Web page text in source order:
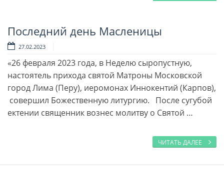
Читать далее
Последний день Масленицы
27.02.2023
«26 февраля 2023 года, в Неделю сыропустную,
настоятель прихода святой Матроны Московской
город Лима (Перу), иеромонах Иннокентий (Карпов),
совершил Божественную литургию. После сугубой
ектении священник вознес молитву о Святой …
ЧИТАТЬ ДАЛЕЕ